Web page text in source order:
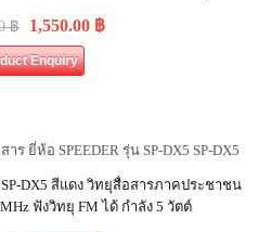
฿ 1,550.00 ฿
Enquiry
DX5 สีแดง วิทยุสื่อสารภาคประชาชน
ฟังวิทยุ FM ได้ กำลัง 5 วัตต์